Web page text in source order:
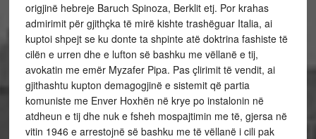
origjinë hebreje Baruch Spinoza, Berklit etj. Por krahas
admirimit për gjithçka të mirë kishte trashëguar Italia, ai
kuptoi shpejt se ku donte ta shpinte atë doktrina fashiste të
cilën e urren dhe e lufton së bashku me vëllanë e tij,
avokatin me emër Myzafer Pipa. Pas çlirimit të vendit, ai
gjithashtu kupton demagogjinë e sistemit që partia
komuniste me Enver Hoxhën në krye po instalonin në
atdheun e tij dhe nuk e fsheh mospajtimin me të, gjersa në
vitin 1946 e arrestojnë së bashku me të vëllanë i cili pak